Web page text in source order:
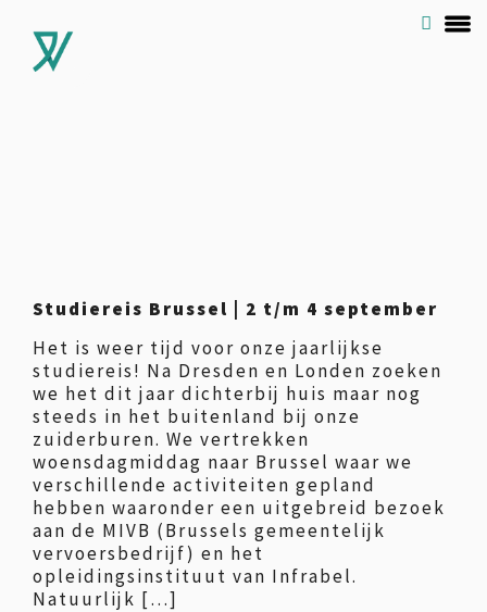
Studiereis Brussel | 2 t/m 4 september
Het is weer tijd voor onze jaarlijkse
studiereis! Na Dresden en Londen zoeken
we het dit jaar dichterbij huis maar nog
steeds in het buitenland bij onze
zuiderburen. We vertrekken
woensdagmiddag naar Brussel waar we
verschillende activiteiten gepland
hebben waaronder een uitgebreid bezoek
aan de MIVB (Brussels gemeentelijk
vervoersbedrijf) en het
opleidingsinstituut van Infrabel.
Natuurlijk […]